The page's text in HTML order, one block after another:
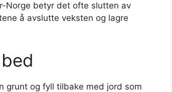
Norge betyr det ofte slutten av
å avslutte veksten og lagre
grunt og fyll tilbake med jord som